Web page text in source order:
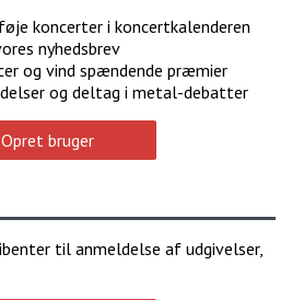
koncerter i koncertkalenderen
nyhedsbrev
og vind spændende præmier
og deltag i metal-debatter
Opret bruger
til anmeldelse af udgivelser,